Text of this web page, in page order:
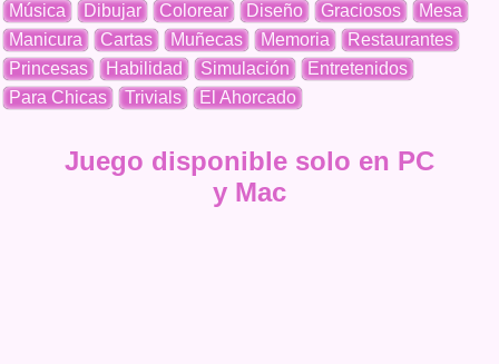
Música
Dibujar Colorear Diseño Graciosos
Mesa
Manicura
Cartas Muñecas Memoria
Restaurantes
Princesas
Habilidad Simulación
Entretenidos
Para Chicas
Trivials El Ahorcado
Juego disponible solo en PC
y Mac